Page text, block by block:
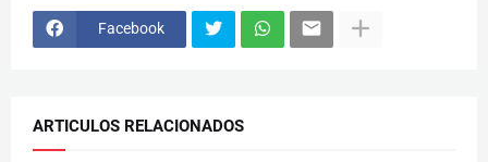
Facebook
ARTICULOS RELACIONADOS